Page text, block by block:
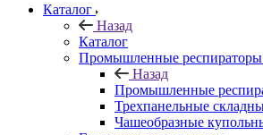
Каталог
Назад
Каталог
Промышленные респираторы
Назад
Промышленные
Трехпанельные
Чашеобразные